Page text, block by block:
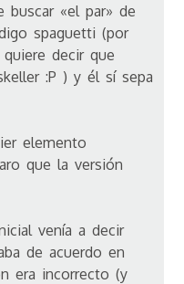
buscar «el par» de
spaguetti (por
decir que
:P ) y él sí sepa
elemento
que la versión
venía a decir
de acuerdo en
era incorrecto (y